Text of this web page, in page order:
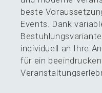
beste
Events. Dank
indivi­du­ell an Ihre
für ein